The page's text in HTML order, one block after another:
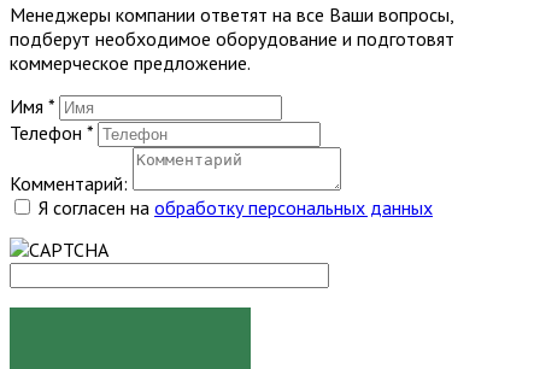
Менеджеры компании ответят на все Ваши вопросы,
подберут необходимое оборудование и подготовят
коммерческое предложение.
Имя *
Телефон *
Комментарий:
Я согласен на обработку персональных данных